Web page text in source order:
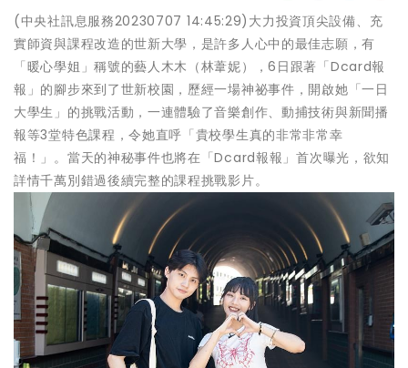
(中央社訊息服務20230707 14:45:29)大力投資頂尖設備、充
實師資與課程改造的世新大學，是許多人心中的最佳志願，有
「暖心學姐」稱號的藝人木木（林葦妮），6日跟著「Dcard報
報」的腳步來到了世新校園，歷經一場神祕事件，開啟她「一日
大學生」的挑戰活動，一連體驗了音樂創作、動捕技術與新聞播
報等3堂特色課程，令她直呼「貴校學生真的非常非常幸
福！」。當天的神秘事件也將在「Dcard報報」首次曝光，欲知
詳情千萬別錯過後續完整的課程挑戰影片。